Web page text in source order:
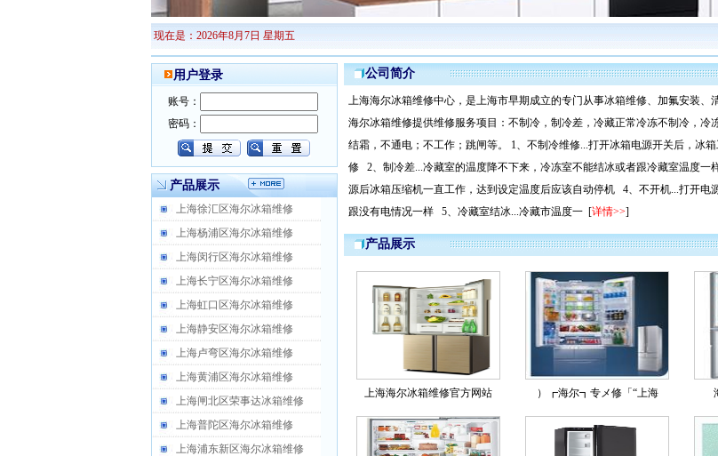
现在是：2026年8月7日 星期五
用户登录
账号：
密码：
产品展示
上海徐汇区海尔冰箱维修
上海杨浦区海尔冰箱维修
上海闵行区海尔冰箱维修
上海长宁区海尔冰箱维修
上海虹口区海尔冰箱维修
上海静安区海尔冰箱维修
上海卢弯区海尔冰箱维修
上海黄浦区海尔冰箱维修
上海闸北区荣事达冰箱维修
上海普陀区海尔冰箱维修
上海浦东新区海尔冰箱维修
公司简介
上海海尔冰箱维修中心，是上海市早期成立的专门从事冰箱维修、加氟安装、
海尔冰箱维修提供维修服务项目：不制冷，制冷差，冷藏正常冷冻不制冷，冷
结霜，不通电；不工作；跳闸等。 1、不制冷维修...打开冰箱电源开关后，冰
修 2、制冷差...冷藏室的温度降不下来，冷冻室不能结冰或者跟冷藏室温度一
源后冰箱压缩机一直工作，达到设定温度后应该自动停机 4、不开机...打开电
跟没有电情况一样 5、冷藏室结冰...冷藏市温度一 [详情>>]
产品展示
上海海尔冰箱维修官方网站 ）┏海尔┓专メ修「“上海